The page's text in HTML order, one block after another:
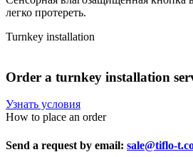
легко протереть.
Turnkey installation
Order a turnkey installation
Узнать условия
How to place an order
Send a request by email: sale@tiflo-